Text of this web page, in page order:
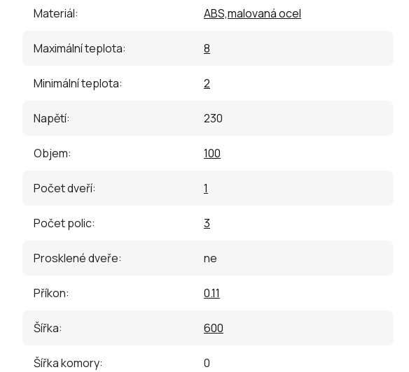
Materiál: ABS,malovaná ocel
Maximální teplota: 8
Minimální teplota: 2
Napětí: 230
Objem: 100
Počet dveří: 1
Počet polic: 3
Prosklené dveře: ne
Příkon: 0.11
Šířka: 600
Šířka komory: 0